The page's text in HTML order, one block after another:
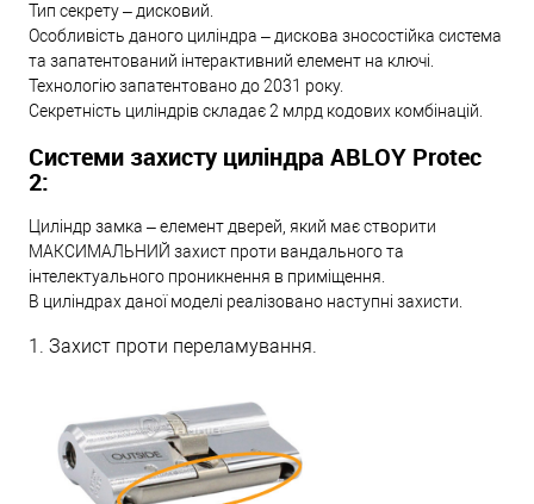
Тип секрету – дисковий.
Особливість даного циліндра – дискова зносостійка система
та запатентований інтерактивний елемент на ключі.
Технологію запатентовано до 2031 року.
Секретність циліндрів складає 2 млрд кодових комбінацій.
Системи захисту циліндра ABLOY Protec
2:
Циліндр замка – елемент дверей, який має створити
МАКСИМАЛЬНИЙ захист проти вандального та
інтелектуального проникнення в приміщення.
В циліндрах даної моделі реалізовано наступні захисти.
1. Захист проти переламування.